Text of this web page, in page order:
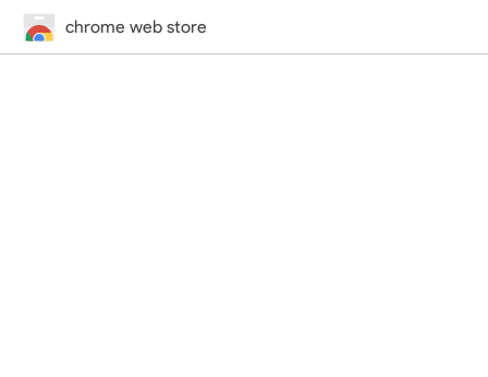
chrome web store